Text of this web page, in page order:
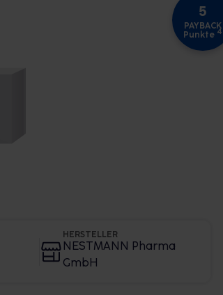
5
PAYBACK
Punkte 4
HERSTELLER
NESTMANN Pharma
GmbH